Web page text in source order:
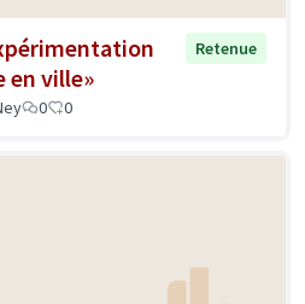
en ville»
Retenue
0 0